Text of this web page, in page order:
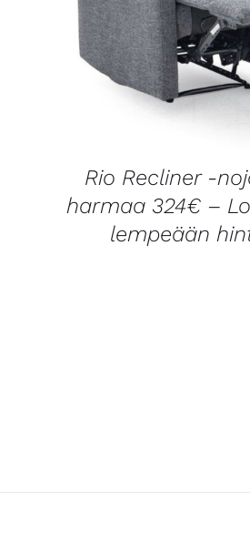
Rio Recliner -
harmaa 324€ –
lempeään